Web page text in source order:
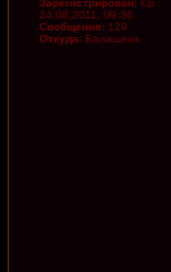
Зарегистрирован: Ср
24.08.2011, 09:36
Сообщения: 129
Откуда: Балашиха